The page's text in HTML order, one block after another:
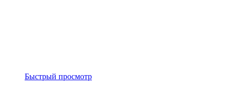
Быстрый просмотр